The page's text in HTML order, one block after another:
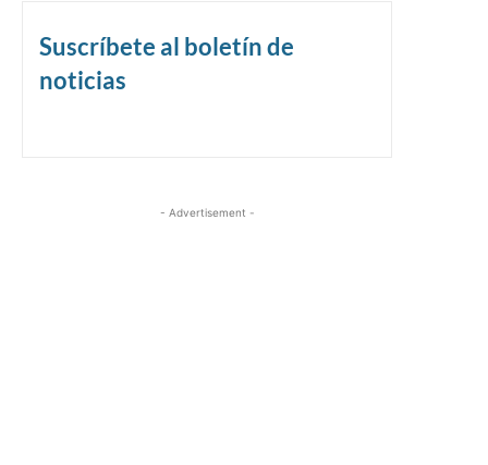
Suscríbete al boletín de
noticias
- Advertisement -